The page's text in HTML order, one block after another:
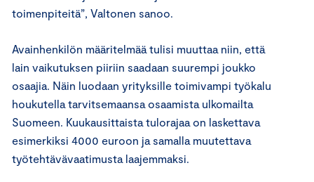
toimenpiteitä”, Valtonen sanoo.
Avainhenkilön määritelmää tulisi muuttaa niin, että
lain vaikutuksen piiriin saadaan suurempi joukko
osaajia. Näin luodaan yrityksille toimivampi työkalu
houkutella tarvitsemaansa osaamista ulkomailta
Suomeen. Kuukausittaista tulorajaa on laskettava
esimerkiksi 4000 euroon ja samalla muutettava
työtehtävävaatimusta laajemmaksi.